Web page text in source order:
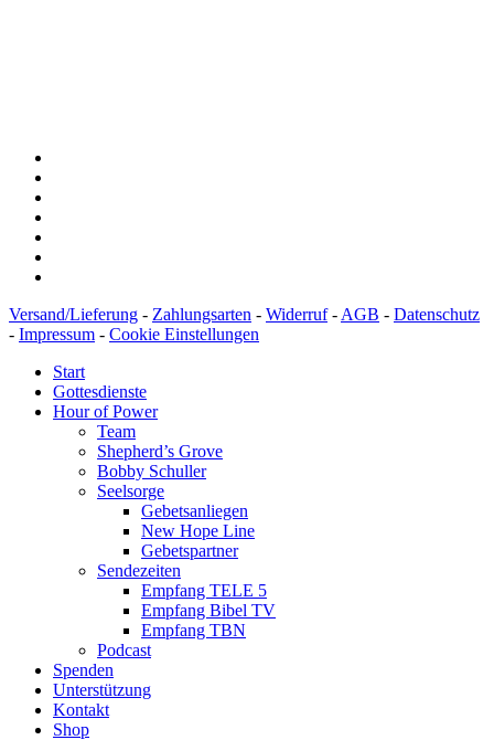
Versand/Lieferung - Zahlungsarten - Widerruf- AGB - Datenschutz
- Impressum - Cookie Einstellungen
Start
Gottesdienste
Hour of Power
Team
Shepherd’s Grove
Bobby Schuller
Seelsorge
Gebetsanliegen
New Hope Line
Gebetspartner
Sendezeiten
Empfang TELE 5
Empfang Bibel TV
Empfang TBN
Podcast
Spenden
Unterstützung
Kontakt
Shop